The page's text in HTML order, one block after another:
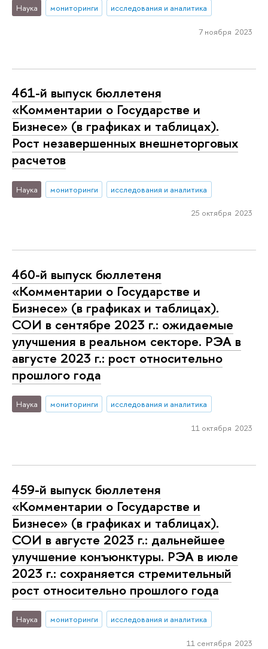
Наука мониторинги исследования и аналитика
7 ноября 2023
461-й выпуск бюллетеня
«Комментарии о Государстве и
Бизнесе» (в графиках и таблицах).
Рост незавершенных внешнеторговых
расчетов
Наука мониторинги исследования и аналитика
25 октября 2023
460-й выпуск бюллетеня
«Комментарии о Государстве и
Бизнесе» (в графиках и таблицах).
СОИ в сентябре 2023 г.: ожидаемые
улучшения в реальном секторе. РЭА в
августе 2023 г.: рост относительно
прошлого года
Наука мониторинги исследования и аналитика
11 октября 2023
459-й выпуск бюллетеня
«Комментарии о Государстве и
Бизнесе» (в графиках и таблицах).
СОИ в августе 2023 г.: дальнейшее
улучшение конъюнктуры. РЭА в июле
2023 г.: сохраняется стремительный
рост относительно прошлого года
Наука мониторинги исследования и аналитика
11 сентября 2023